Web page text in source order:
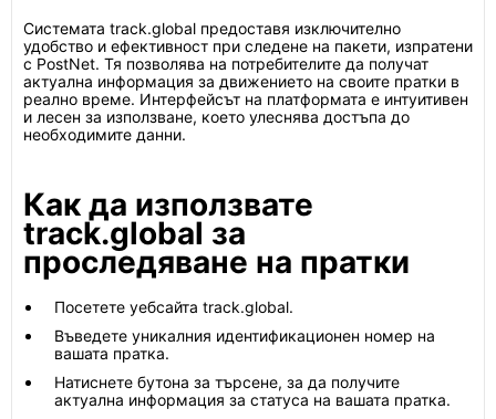
Системата track.global предоставя изключително
удобство и ефективност при следене на пакети, изпратени
с PostNet. Тя позволява на потребителите да получат
актуална информация за движението на своите пратки в
реално време. Интерфейсът на платформата е интуитивен
и лесен за използване, което улеснява достъпа до
необходимите данни.
Как да използвате
track.global за
проследяване на пратки
Посетете уебсайта track.global.
Въведете уникалния идентификационен номер на
вашата пратка.
Натиснете бутона за търсене, за да получите
актуална информация за статуса на вашата пратка.